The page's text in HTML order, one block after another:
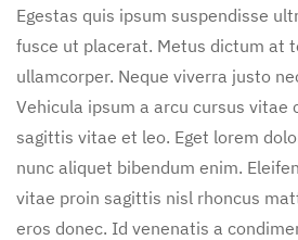
Egestas quis ipsum suspendisse
fusce ut placerat. Metus dictum at
ullamcorper. Neque viverra justo
Vehicula ipsum a arcu cursus vitae
sagittis vitae et leo. Eget lorem
nunc aliquet bibendum enim.
vitae proin sagittis nisl rhoncus
eros donec. Id venenatis a